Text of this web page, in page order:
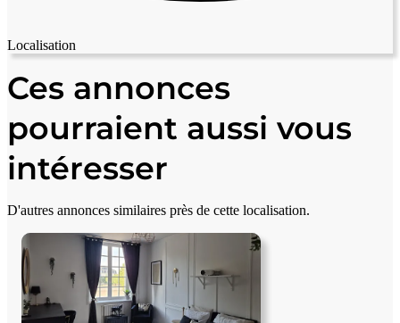
Localisation
+
−
Ces annonces
pourraient aussi vous
intéresser
D'autres annonces similaires près de cette localisation.